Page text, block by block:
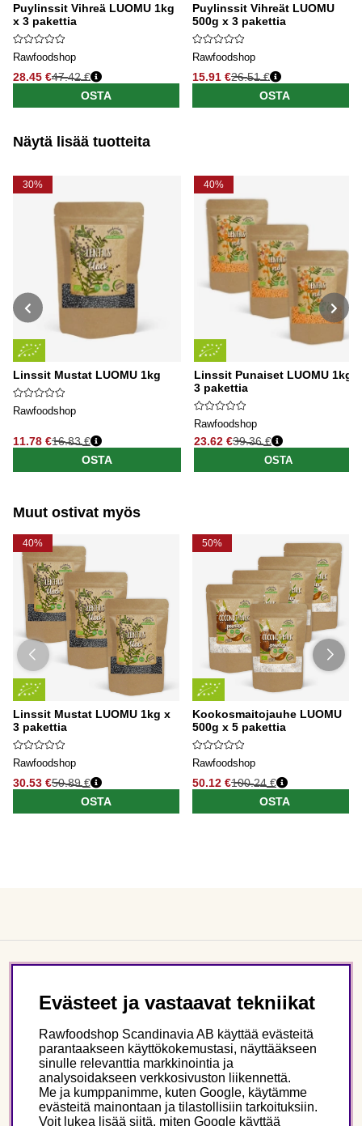
Puylinssit Vihreä LUOMU 1kg
x 3 pakettia
Rawfoodshop
28.45 €47.42 €
OSTA
Puylinssit Vihreät LUOMU
500g x 3 pakettia
Rawfoodshop
15.91 €26.51 €
OSTA
Näytä lisää tuotteita
30%
Linssit Mustat LUOMU 1kg
Rawfoodshop
11.78 €
Normaali hinta
16.83 €
OSTA
40%
Linssit Punaiset LUOMU 1kg x
3 pakettia
Rawfoodshop
23.62 €
Normaali hinta
39.36 €
OSTA
Muut ostivat myös
40%
Linssit Mustat LUOMU 1kg x
3 pakettia
Rawfoodshop
30.53 €50.89 €
OSTA
50%
Kookosmaitojauhe LUOMU
500g x 5 pakettia
Rawfoodshop
50.12 €100.24 €
OSTA
Seuraa meitä
Tämä on Rawfoodshop
Evästeet ja vastaavat tekniikat
Rawfoodshop Scandinavia AB käyttää evästeitä
parantaakseen käyttökokemustasi, näyttääkseen
sinulle relevanttia markkinointia ja
analysoidakseen verkkosivuston liikennettä.
Me ja kumppanimme, kuten Google, käytämme
evästeitä mainontaan ja tilastollisiin tarkoituksiin.
Voit lukea lisää siitä, miten Google käyttää